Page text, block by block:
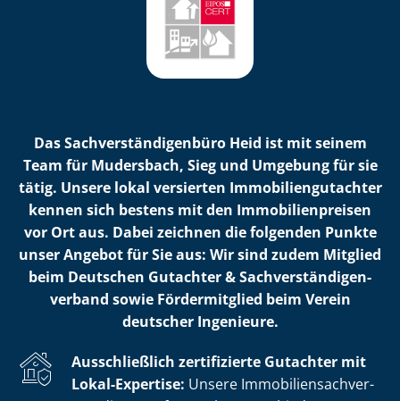
Das Sach­ver­stän­di­gen­bü­ro Heid ist mit seinem
Team für Mudersbach, Sieg und Umgebung für sie
tätig. Unsere lokal versierten Im­mo­bi­li­en­gut­ach­ter
kennen sich bestens mit den Im­mo­bi­li­en­prei­sen
vor Ort aus. Dabei zeichnen die folgenden Punkte
unser Angebot für Sie aus: Wir sind zudem Mitglied
beim Deutschen Gutachter & Sach­ver­stän­di­gen­
ver­band sowie Fördermitglied beim Verein
deutscher Ingenieure.
Ausschließlich zertifizierte Gutachter mit
Lokal-Expertise: Unsere Im­mo­bi­li­en­sach­ver­